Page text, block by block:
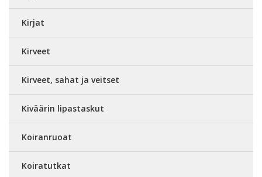
Kirjat
Kirveet
Kirveet, sahat ja veitset
Kiväärin lipastaskut
Koiranruoat
Koiratutkat